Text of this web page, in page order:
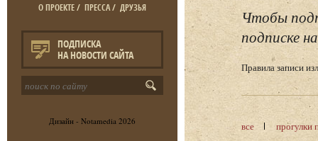
О ПРОЕКТЕ/ ПРЕССА/ ДРУЗЬЯ
ПОДПИСКА
НА НОВОСТИ САЙТА
Дизайн - Notamedia 2026
Чтобы
подписке
Правила записи
все прогулки